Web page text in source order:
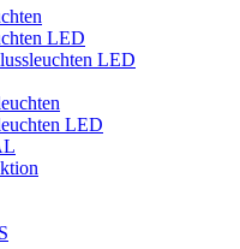
LED
LED
LED